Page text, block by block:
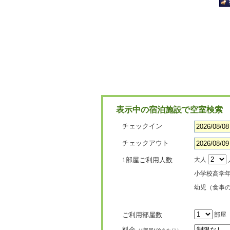
表示中の宿泊施設で空室検索
チェックイン
チェックアウト
1部屋ご利用人数 大人
小学校高学
幼児（食事
ご利用部屋数 部屋